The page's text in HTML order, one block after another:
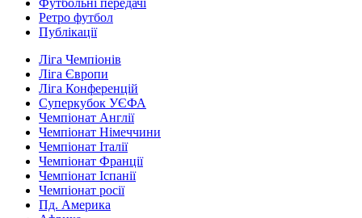
Футбольні передачі
Ретро футбол
Публікації
Ліга Чемпіонів
Ліга Європи
Ліга Конференцій
Суперкубок УЄФА
Чемпіонат Англії
Чемпіонат Німеччини
Чемпіонат Італії
Чемпіонат Франції
Чемпіонат Іспанії
Чемпіонат росії
Пд. Америка